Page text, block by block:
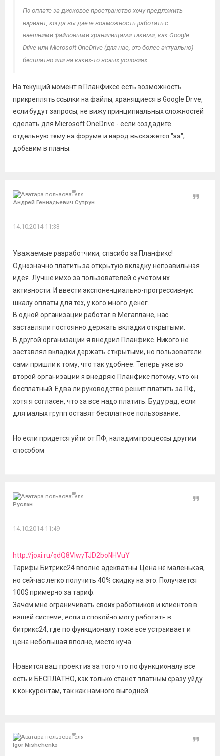
По оплате за дисковое пространство хочу предложить
вариант, когда вы даете возможность работать с
внешними файловыми хранилищами такими, как Google
Drive или Microsoft OneDrive (для нас, это более актуально)
бесплатно или на каких-то ясных условиях.
На текущий момент в ПланФиксе есть возможность
прикреплять ссылки на файлы, хранящиеся в Google Drive,
если будут запросы, не вижу принципиальных сложностей
сделать для Microsoft OneDrive - если создадите
отдельную тему на форуме и народ выскажется "за",
добавим в планы.
Андрей Геннадьевич Супрун
Цитата
14.10.2014 11:33
Уважаемые разработчики, спасибо за Планфикс!
Однозначно платить за открытую вкладку неправильная
идея. Лучше имхо за пользователей с учетом их
активности. И ввести экспоненциально-прогрессивную
шкалу оплаты для тех, у кого много денег.
В одной организации работал в Мегаплане, нас
заставляли постоянно держать вкладки открытыми.
В другой организации я внедрил Планфикс. Никого не
заставлял вкладки держать открытыми, но пользователи
сами пришли к тому, что так удобнее. Теперь уже во
второй организации я внедряю Планфикс потому, что он
бесплатный. Едва ли руководство решит платить за ПФ,
хотя я согласен, что за все надо платить. Буду рад, если
для малых групп оставят бесплатное пользование.
Но если придется уйти от ПФ, наладим процессы другим
способом
Руслан
Цитата
14.10.2014 11:49
http://joxi.ru/qdQ8VIwyTJD2boNHVuY
Тарифы Битрикс24 вполне адекватны. Цена не маленькая,
но сейчас легко получить 40% скидку на это. Получается
100$ примерно за тариф.
Зачем мне ограничивать своих работников и клиентов в
вашей системе, если я спокойно могу работать в
битрикс24, где по функционалу тоже все устраивает и
цена небольшая вполне, место куча.
Нравится ваш проект из за того что по функционалу все
есть и БЕСПЛАТНО, как только станет платным сразу уйду
к конкурентам, так как намного выгодней.
Igor Mishchenko
Цитата